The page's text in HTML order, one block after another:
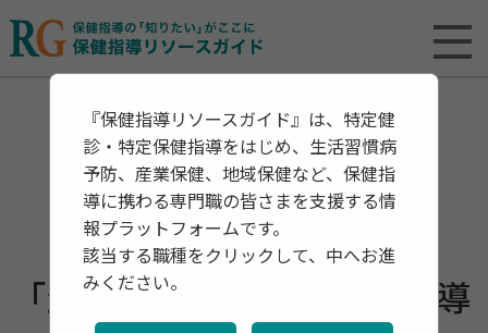
「生と死を考える」 保健指導
『保健指導リソースガイド』は、特定健
診・特定保健指導をはじめ、生活習慣病
予防、産業保健、地域保健など、保健指
導に携わる専門職の皆さまを支援する情
報プラットフォームです。
該当する職種をクリックして、中へお進
みください。